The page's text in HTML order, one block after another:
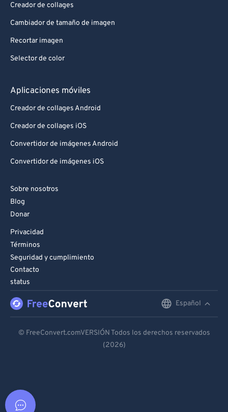
Creador de collages
Cambiador de tamaño de imagen
Recortar imagen
Selector de color
Aplicaciones móviles
Creador de collages Android
Creador de collages iOS
Convertidor de imágenes Android
Convertidor de imágenes iOS
Sobre nosotros
Blog
Donar
Privacidad
Términos
Seguridad y cumplimiento
Contacto
status
Español
Español
© FreeConvert.comVERSIÓN Todos los derechos reservados
(2026)